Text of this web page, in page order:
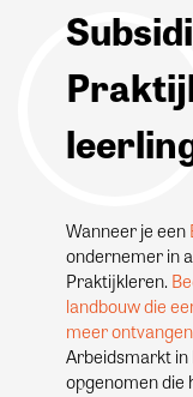
Wanneer je een
ondernemer in
Praktijkleren.
landbouw die
meer ontvangen
Arbeidsmarkt in
opgenomen die